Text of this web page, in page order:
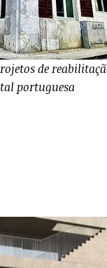
de
portuguesa